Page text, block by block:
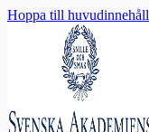
Hoppa till huvudinnehåll